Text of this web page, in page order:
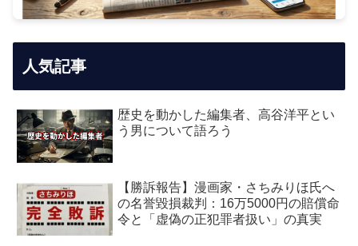
人気記事
歴史を動かした編集者、高谷洋平とい
う男について語ろう
【勝訴報告】漫画家・さちみりほ氏へ
の名誉毀損裁判：16万5000円の賠償命
令と「虚偽の正犯罪者扱い」の真実